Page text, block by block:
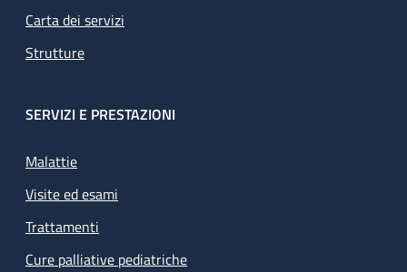
Carta dei servizi
Strutture
SERVIZI E PRESTAZIONI
Malattie
Visite ed esami
Trattamenti
Cure palliative pediatriche